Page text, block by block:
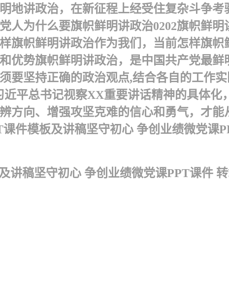
地讲政治，在新征程上经受住复杂斗争考
人为什么要旗帜鲜明讲政治0202旗帜鲜
旗帜鲜明讲政治作为我们，当前怎样旗
优势旗帜鲜明讲政治，是中国共产党最
要坚持正确的政治观点,结合各自的工作
平总书记视察XX重要讲话精神的具体
方向、增强攻坚克难的信心和勇气，才
件模板及讲稿坚守初心 争创业绩微党课
讲稿坚守初心 争创业绩微党课PPT课件 转